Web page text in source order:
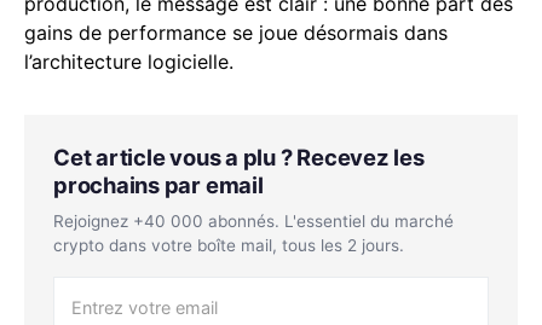
gains de performance se joue désormais dans
l’architecture logicielle.
Cet article vous a plu ? Recevez les
prochains par email
Rejoignez +40 000 abonnés. L'essentiel du marché
crypto dans votre boîte mail, tous les 2 jours.